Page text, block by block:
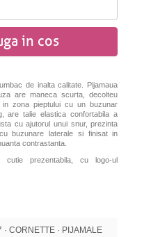
in cos
de inalta calitate. Pijamaua
are maneca scurta, decolteu
zona pieptului cu un buzunar
are talie elastica confortabila a
cu ajutorul unui snur, prezinta
buzunare laterale si finisat in
contrastanta.
cutie prezentabila, cu logo-ul
CORNETTE · PIJAMALE